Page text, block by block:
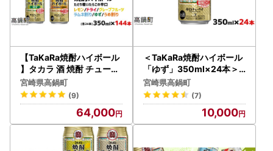
【TaKaRa焼酎ハイボール
】タカラ 酒 焼酎 チューハ
イ 辛口 国産 人気 飲み比べ
(6種×各24本）
宮崎県高鍋町
(9)
64,000
＜TaKaRa焼酎ハイボール
「ゆず」350ml×24本＞
翌月末迄に順次出荷【c57
5_mm_x3】
宮崎県高鍋町
(7)
10,000